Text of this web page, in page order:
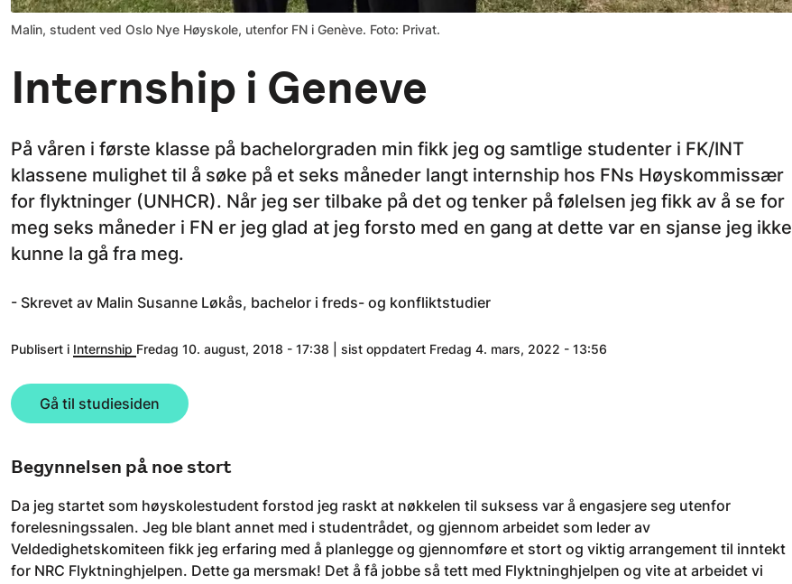
Malin, student ved Oslo Nye Høyskole, utenfor FN i Genève. Foto: Privat.
Internship i Geneve
På våren i første klasse på bachelorgraden min fikk jeg og samtlige studenter i FK/INT
klassene mulighet til å søke på et seks måneder langt internship hos FNs Høyskommissær
for flyktninger (UNHCR). Når jeg ser tilbake på det og tenker på følelsen jeg fikk av å se for
meg seks måneder i FN er jeg glad at jeg forsto med en gang at dette var en sjanse jeg ikke
kunne la gå fra meg.
- Skrevet av Malin Susanne Løkås, bachelor i freds- og konfliktstudier
Publisert i Internship Fredag 10. august, 2018 - 17:38 | sist oppdatert Fredag 4. mars, 2022 - 13:56
Gå til studiesiden
Begynnelsen på noe stort
Da jeg startet som høyskolestudent forstod jeg raskt at nøkkelen til suksess var å engasjere seg utenfor
forelesningssalen. Jeg ble blant annet med i studentrådet, og gjennom arbeidet som leder av
Veldedighetskomiteen fikk jeg erfaring med å planlegge og gjennomføre et stort og viktig arrangement til inntekt
for NRC Flyktninghjelpen. Dette ga mersmak! Det å få jobbe så tett med Flyktninghjelpen og vite at arbeidet vi